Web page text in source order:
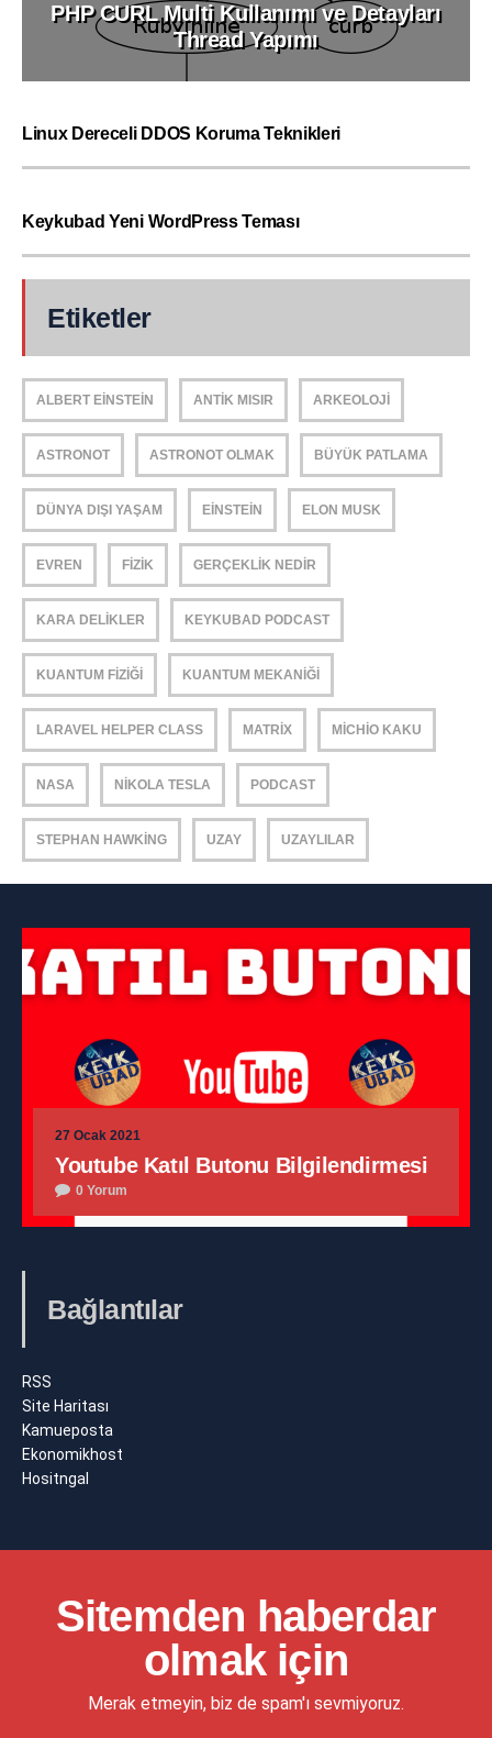
PHP CURL Multi Kullanımı ve Detayları
Thread Yapımı
Linux Dereceli DDOS Koruma Teknikleri
Keykubad Yeni WordPress Teması
Etiketler
ALBERT EINSTEIN ANTIK MISIR ARKEOLOJI
ASTRONOT ASTRONOT OLMAK BÜYÜK PATLAMA
DÜNYA DIŞI YAŞAM EINSTEIN ELON MUSK
EVREN FIZIK GERÇEKLIK NEDIR
KARA DELIKLER KEYKUBAD PODCAST
KUANTUM FIZIĞI KUANTUM MEKANIĞI
LARAVEL HELPER CLASS MATRIX MICHIO KAKU
NASA NIKOLA TESLA PODCAST
STEPHAN HAWKING UZAY UZAYLILAR
27 Ocak 2021
Youtube Katıl Butonu Bilgilendirmesi
0 Yorum
Bağlantılar
RSS
Site Haritası
Kamueposta
Ekonomikhost
Hositngal
Sitemden haberdar
olmak için
Merak etmeyin, biz de spam'ı sevmiyoruz.